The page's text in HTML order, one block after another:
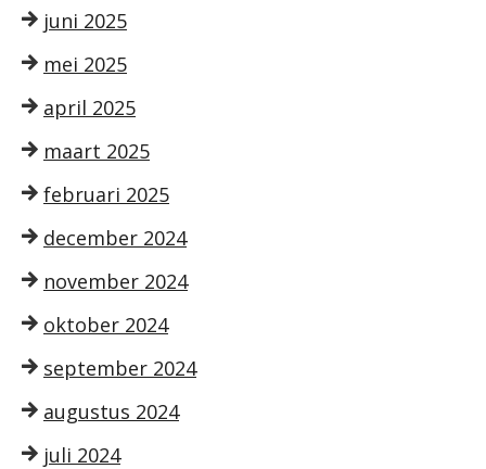
juni 2025
mei 2025
april 2025
maart 2025
februari 2025
december 2024
november 2024
oktober 2024
september 2024
augustus 2024
juli 2024